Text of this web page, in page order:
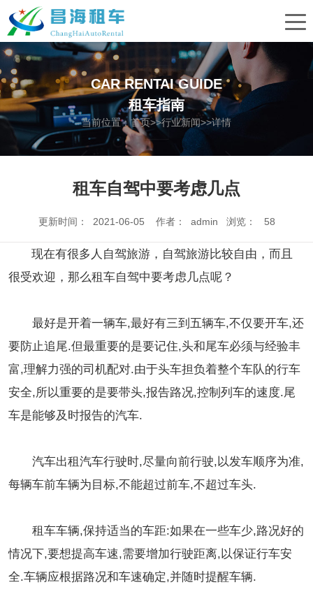
CAR RENTAI GUIDE
租车指南
当前位置：首页>>行业新闻>>详情
租车自驾中要考虑几点
更新时间： 2021-06-05 作者： admin 浏览： 58
现在有很多人自驾旅游，自驾旅游比较自由，而且
很受欢迎，那么租车自驾中要考虑几点呢？
最好是开着一辆车,最好有三到五辆车,不仅要开车,还
要防止追尾.但最重要的是要记住,头和尾车必须与经验丰
富,理解力强的司机配对.由于头车担负着整个车队的行车
安全,所以重要的是要带头,报告路况,控制列车的速度.尾
车是能够及时报告的汽车.
汽车出租汽车行驶时,尽量向前行驶,以发车顺序为准,
每辆车前车辆为目标,不能超过前车,不超过车头.
租车车辆,保持适当的车距:如果在一些车少,路况好的
情况下,要想提高车速,需要增加行驶距离,以保证行车安
全.车辆应根据路况和车速确定,并随时提醒车辆.